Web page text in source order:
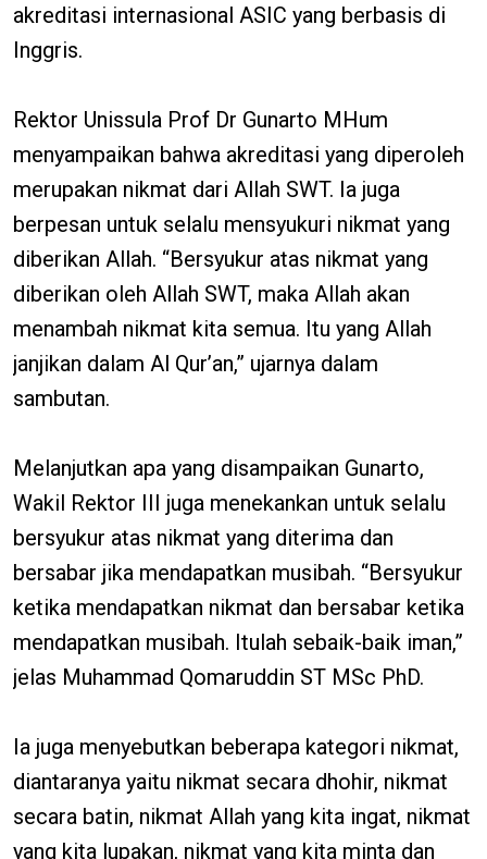
akreditasi internasional ASIC yang berbasis di
Inggris.
Rektor Unissula Prof Dr Gunarto MHum
menyampaikan bahwa akreditasi yang diperoleh
merupakan nikmat dari Allah SWT. Ia juga
berpesan untuk selalu mensyukuri nikmat yang
diberikan Allah. “Bersyukur atas nikmat yang
diberikan oleh Allah SWT, maka Allah akan
menambah nikmat kita semua. Itu yang Allah
janjikan dalam Al Qur’an,” ujarnya dalam
sambutan.
Melanjutkan apa yang disampaikan Gunarto,
Wakil Rektor III juga menekankan untuk selalu
bersyukur atas nikmat yang diterima dan
bersabar jika mendapatkan musibah. “Bersyukur
ketika mendapatkan nikmat dan bersabar ketika
mendapatkan musibah. Itulah sebaik-baik iman,”
jelas Muhammad Qomaruddin ST MSc PhD.
Ia juga menyebutkan beberapa kategori nikmat,
diantaranya yaitu nikmat secara dhohir, nikmat
secara batin, nikmat Allah yang kita ingat, nikmat
yang kita lupakan, nikmat yang kita minta dan